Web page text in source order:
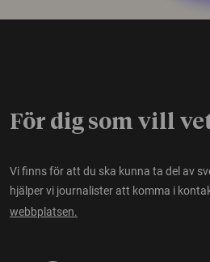
För dig som vill
Vi finns för att du ska kunna ta del av
hjälper vi journalister att komma i
webbplatsen.